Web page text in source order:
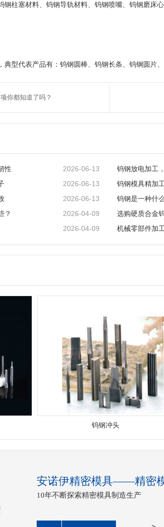
塞材料、钨钢导轨材料、钨钢喷嘴、钨钢磨床心
代表产品有：钨钢圆棒、钨钢长条、钨钢圆片、
你都知道了吗？
性 2026-06-13 钨钢放电加工
2026-06-13 钨钢模具精加
2026-06-13 钨钢是一种什
？ 2026-04-09 选购硬质合金
2026-04-09 机械零部件加
钨钢冲头
安诺伊精密模具——精密
10年不断探索精密模具制造生产